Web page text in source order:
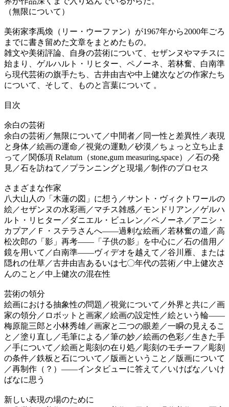
（無限について）
美術家李禹煥（リー・ウーファン）が1967年から2000年ごろ
までに書き留めた文章をまとめたもの。
雑文や美術評論、自身の芸術について、セザンヌやマチスに
始まり、ゲルハルト・リヒター、ペノーネ、若林奮、白南準
ら現代芸術の旗手たち、古井由吉や中上健次などの作家たち
について、そして、ものと言葉について 。
目次
余白の芸術
余白の芸術／無限について／中間者／同一性と差異性／表現
と身体／絵画の運命／視覚の運動／砂漠／ちょっと立ち止ま
って／関係項 Relatum（stone,gum measuring,space）／石の発
見／石を訪ねて／プランニングと現場／制作のプロセス
さまざまな作家
八大山人の「木蓮の図」に想う／サント・ヴィクトワールの
絵／セザンヌの水彩画／マチス雑感／モンドリアン／ゲルハ
ルト・リヒター／ダニエル・ビュレン／ペノーネ／アニシ・
カプア／Ｆ・ステラさんへ——過剰な絵画／若林奮の道／高
松次郎の「影」再考——「子供の影」を中心に／石の借用／
鏡を用いて／白南準——ヴィデオを越えて／谷川雁、または
隠れの仕草／古井由吉あるいは七〇年代の芸術／中上健次さ
んのこと／中上健次の混在性
芸術の領分
絵画における抽象性の問題／視覚について／外界と共に／画
家の領分／ロボットと画家／絵画の設定性／絵という輪——
梅原龍三郎と小林秀雄／画家と二つの眼差／一瞬の見えるこ
と／塗り直し／毛筆による／筆の妙／絵画の色彩／生きた手
／手について／絵画と彫刻の在り処／彫刻のモチーフ／彫刻
の条件／鉄板と石について／版画ということ／版画について
／再制作（？）——インタビューに答えて／いけばな／いけ
ばなに思う
新しい表現の場のために